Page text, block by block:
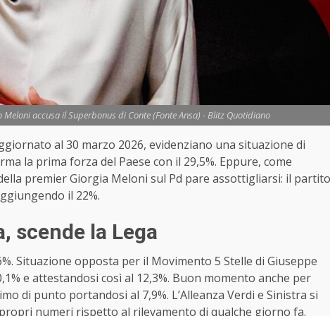
accusa il Superbonus di Conte (Fonte Ansa) - Blitz Quotidiano
al 30 marzo 2026, evidenziano una situazione di
la prima forza del Paese con il 29,5%. Eppure, come
premier Giorgia Meloni sul Pd pare assottigliarsi: il partito
il 22%.
scende la Lega
Situazione opposta per il Movimento 5 Stelle di Giuseppe
e attestandosi così al 12,3%. Buon momento anche per
di punto portandosi al 7,9%. L’Alleanza Verdi e Sinistra si
numeri rispetto al rilevamento di qualche giorno fa.